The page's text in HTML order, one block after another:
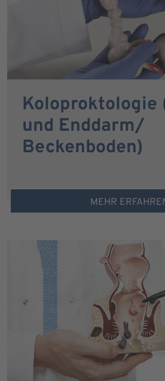
Koloproktologie
und Enddarm/
Beckenboden)
MEHR